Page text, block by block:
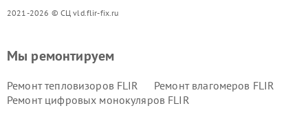
2021-2026 © СЦ vld.flir-fix.ru
Мы ремонтируем
Ремонт тепловизоров FLIR
Ремонт влагомеров FLIR
Ремонт цифровых монокуляров FLIR